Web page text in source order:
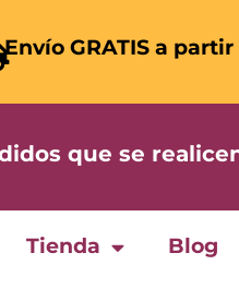
Envío GRATIS a
que se
Tienda Blog